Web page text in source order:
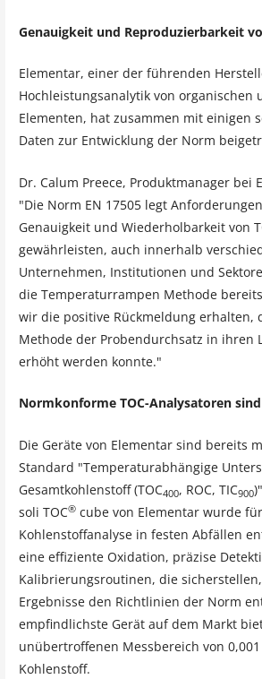
Genauigkeit und Reproduzierbarkeit
Elementar, einer der führenden
Hochleistungsanalytik von organischen
Elementen, hat zusammen mit einigen
Daten zur Entwicklung der Norm
Dr. Calum Preece, Produktmanager bei
"Die Norm EN 17505 legt
Genauigkeit und Wiederholbarkeit von
gewährleisten, auch innerhalb
Unternehmen, Institutionen und
die Temperaturrampen Methode
wir die positive Rückmeldung erhalten,
Methode der Probendurchsatz in ihren
erhöht werden konnte."
Normkonforme TOC-Analysatoren
Die Geräte von Elementar sind bereits
Standard "Temperaturabhängige
Gesamtkohlenstoff (TOC400, ROC, TIC900
soli TOC®cube von Elementar wurde
Kohlenstoffanalyse in festen Abfällen
eine effiziente Oxidation, präzise
Kalibrierungsroutinen, die
Ergebnisse den Richtlinien der Norm
empfindlichste Gerät auf dem Markt
unübertroffenen Messbereich von 0,001
Kohlenstoff.